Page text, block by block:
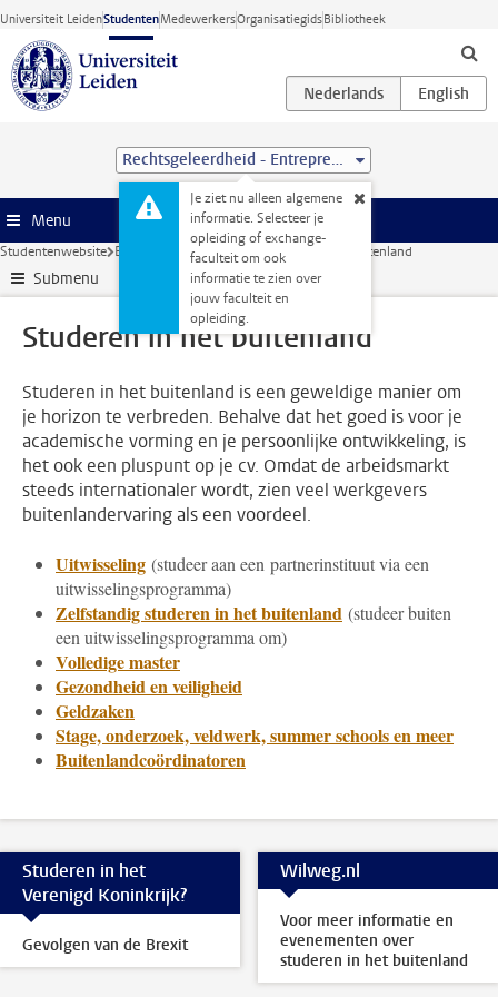
Ga direct naar de inhoud
Universiteit LeidenStudentenMedewerkersOrganisatiegidsBibliotheek
Rechtsgeleerdheid - Entrepreneurship and Management (LL.B.)
Je ziet nu alleen algemene
informatie. Selecteer je
opleiding of exchange-
faculteit om ook
informatie te zien over
jouw faculteit en
opleiding.
Menu
Studentenwebsite Extra studieactiviteiten Studeren in het buitenland
Submenu
Studeren in het buitenland
Studeren in het buitenland is een geweldige manier om
je horizon te verbreden. Behalve dat het goed is voor je
academische vorming en je persoonlijke ontwikkeling, is
het ook een pluspunt op je cv. Omdat de arbeidsmarkt
steeds internationaler wordt, zien veel werkgevers
buitenlandervaring als een voordeel.
Uitwisseling (studeer aan een partnerinstituut via een
uitwisselingsprogramma)
Zelfstandig studeren in het buitenland (studeer buiten
een uitwisselingsprogramma om)
Volledige master
Gezondheid en veiligheid
Geldzaken
Stage, onderzoek, veldwerk, summer schools en meer
Buitenlandcoördinatoren
Studeren in het
Verenigd Koninkrijk?
Gevolgen van de Brexit
Wilweg.nl
Voor meer informatie en
evenementen over
studeren in het buitenland